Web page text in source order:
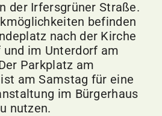
der Irfersgrüner Straße.
befinden
nach der Kirche
und im Unterdorf am
Parkplatz am
am Samstag für eine
im Bürgerhaus
nutzen.